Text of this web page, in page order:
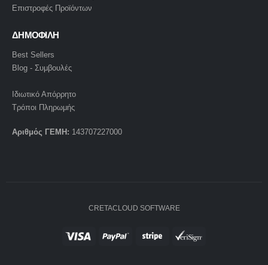
Επιστροφές Προϊόντων
ΔΗΜΟΦΙΛΗ
Best Sellers
Blog - Συμβουλές
Ιδιωτικό Απόρρητο
Τρόποι Πληρωμής
Αριθμός ΓΕΜΗ: 143707227000
CRETACLOUD SOFTWARE